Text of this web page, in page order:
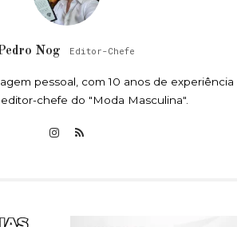
Nog Editor-Chefe
pessoal, com 10 anos de experiência
chefe do "Moda Masculina".